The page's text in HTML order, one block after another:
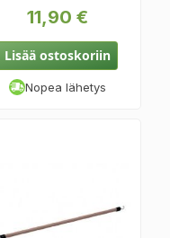
11,90 €
Lisää ostoskoriin
Nopea lähetys